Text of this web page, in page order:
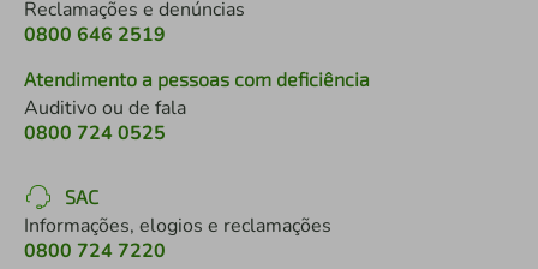
Reclamações e denúncias
0800 646 2519
Atendimento a pessoas com deficiência
Auditivo ou de fala
0800 724 0525
SAC
Informações, elogios e reclamações
0800 724 7220